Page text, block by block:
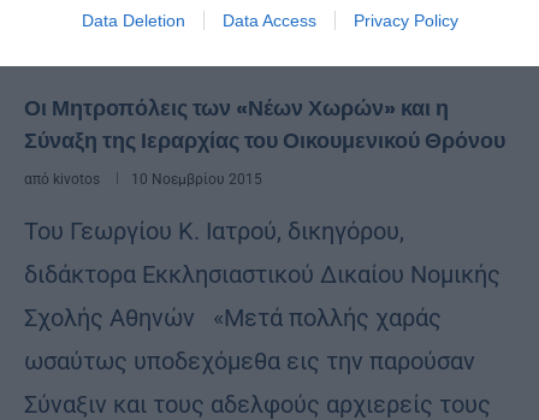
Data Deletion Data Access Privacy Policy
Οι Μητροπόλεις των «Νέων Χωρών» και η
Σύναξη της Ιεραρχίας του Οικουμενικού Θρόνου
από kivotos 10 Νοεμβρίου 2015
Του Γεωργίου Κ. Ιατρού, δικηγόρου,
διδάκτορα Εκκλησιαστικού Δικαίου Νομικής
Σχολής Αθηνών «Μετά πολλής χαράς
ωσαύτως υποδεχόμεθα εις την παρούσαν
Σύναξιν και τους αδελφούς αρχιερείς τους